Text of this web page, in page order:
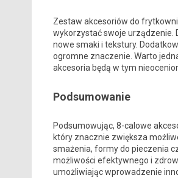
Zestaw akcesoriów do
wykorzystać swoje urządzenie.
nowe smaki i tekstury.
ogromne znaczenie. Warto
akcesoria będą w tym
Podsumowanie
Podsumowując, 8-calowe
który znacznie zwiększa
smażenia, formy do pieczenia
możliwości efektywnego i
umożliwiając wprowadzenie